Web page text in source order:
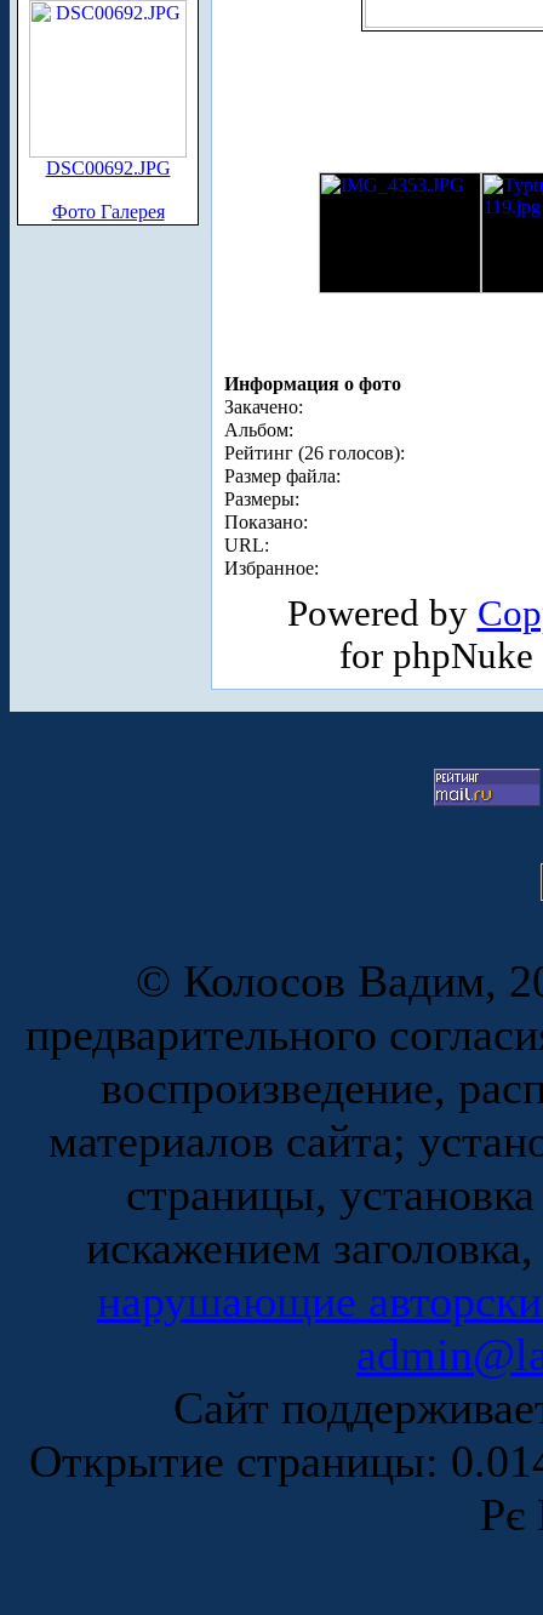
DSC00692.JPG
Фото Галерея
Информация о фото
Закачено:
Альбом:
Рейтинг (26 голосов):
Размер файла:
Размеры:
Показано:
URL:
Избранное:
Powered by
for
© Колосов Вадим,
предварительного
воспроизведение,
материалов сайта;
страницы,
искажением
нарушающие
Сайт
Открытие страницы:
Рє